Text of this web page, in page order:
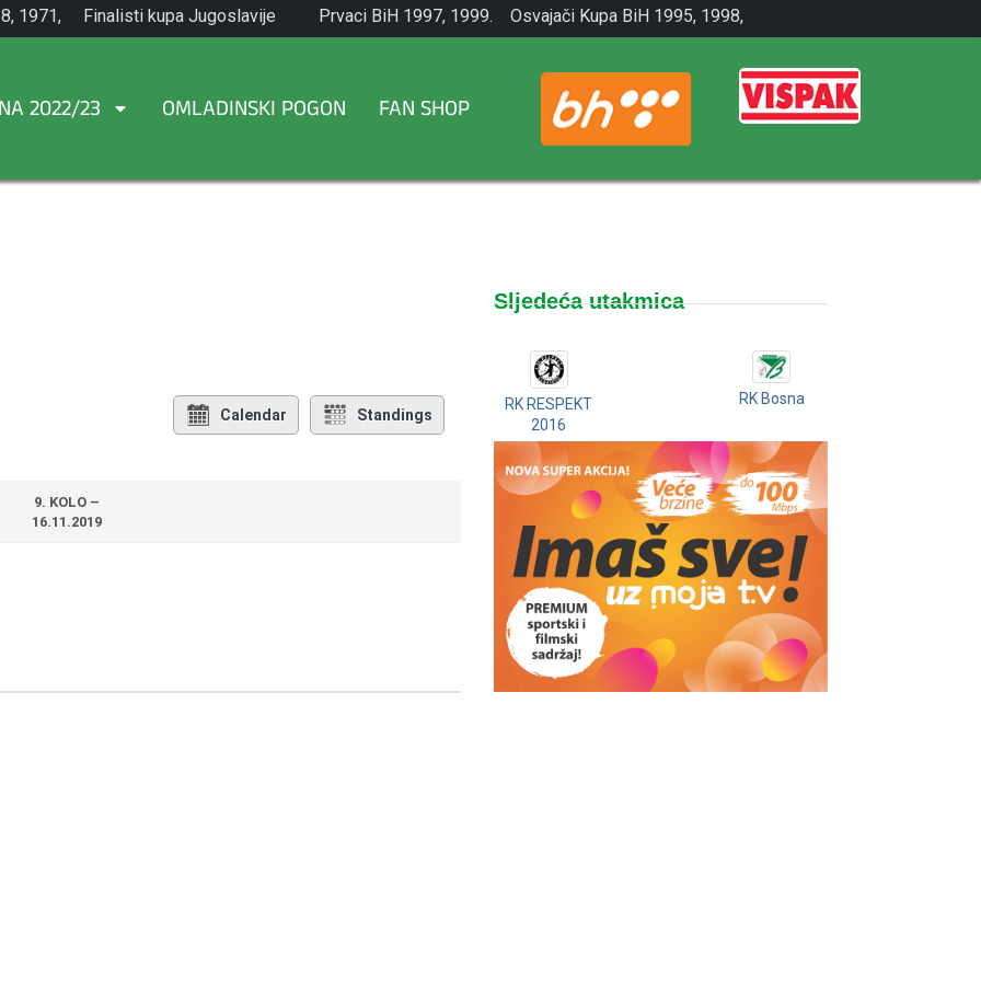
1971,
Finalisti kupa Jugoslavije
1965.
Prvaci BiH 1997, 1999.
Osvajači Kupa BiH 1995, 1998,
2001.
2022/23 OMLADINSKI POGON FAN SHOP
Calendar Standings
9. KOLO –
16.11.2019
Sljedeća utakmica
RK RESPEKT
2016
RK Bosna